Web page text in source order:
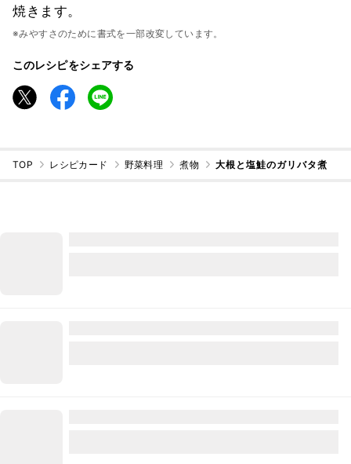
焼きます。
※みやすさのために書式を一部改変しています。
このレシピをシェアする
TOP レシピカード 野菜料理 煮物 大根と塩鮭のガリバタ煮